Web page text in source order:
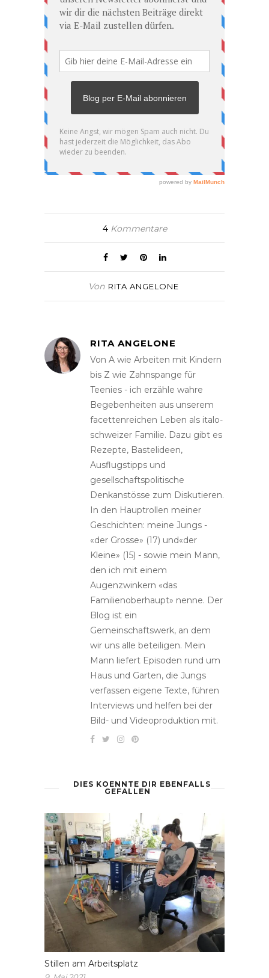
4Kommentare
Von RITA ANGELONE
RITA ANGELONE
Von A wie Arbeiten mit Kindern
bis Z wie Zahnspange für
Teenies - ich erzähle wahre
Begebenheiten aus unserem
facettenreichen Leben als italo-
schweizer Familie. Dazu gibt es
Rezepte, Bastelideen,
Ausflugstipps und
gesellschaftspolitische
Denkanstösse zum Diskutieren.
In den Hauptrollen meiner
Geschichten: meine Jungs -
«der Grosse» (17) und«der
Kleine» (15) - sowie mein Mann,
den ich mit einem
Augenzwinkern «das
Familienoberhaupt» nenne. Der
Blog ist ein
Gemeinschaftswerk, an dem
wir uns alle beteiligen. Mein
Mann liefert Episoden rund um
Haus und Garten, die Jungs
verfassen eigene Texte, führen
Interviews und helfen bei der
Bild- und Videoproduktion mit.
DIES KOENNTE DIR EBENFALLS
GEFALLEN
Stillen am Arbeitsplatz